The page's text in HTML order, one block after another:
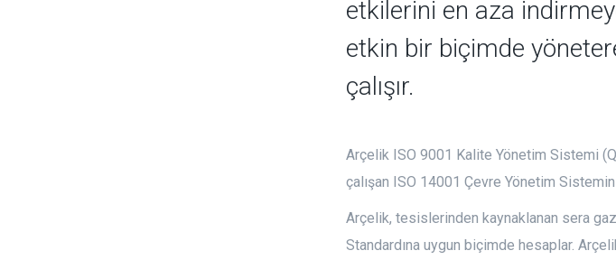
etkilerini en aza
etkin bir biçimde
çalışır.
Arçelik ISO 9001 Kalite Yönetim Sistemi
çalışan ISO 14001 Çevre Yönetim
Arçelik, tesislerinden kaynaklanan sera
Standardına uygun biçimde hesaplar.